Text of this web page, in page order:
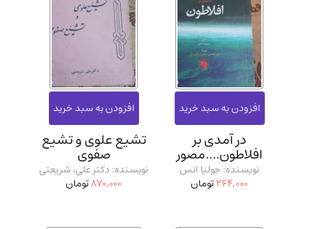
در آمدی بر
افلاطون....مصور
نویسنده: جولیا انس
264,000تومان
تشیع علوی و تشیع
صفوی
نویسنده: دکتر علی، شریعتی
870,000تومان